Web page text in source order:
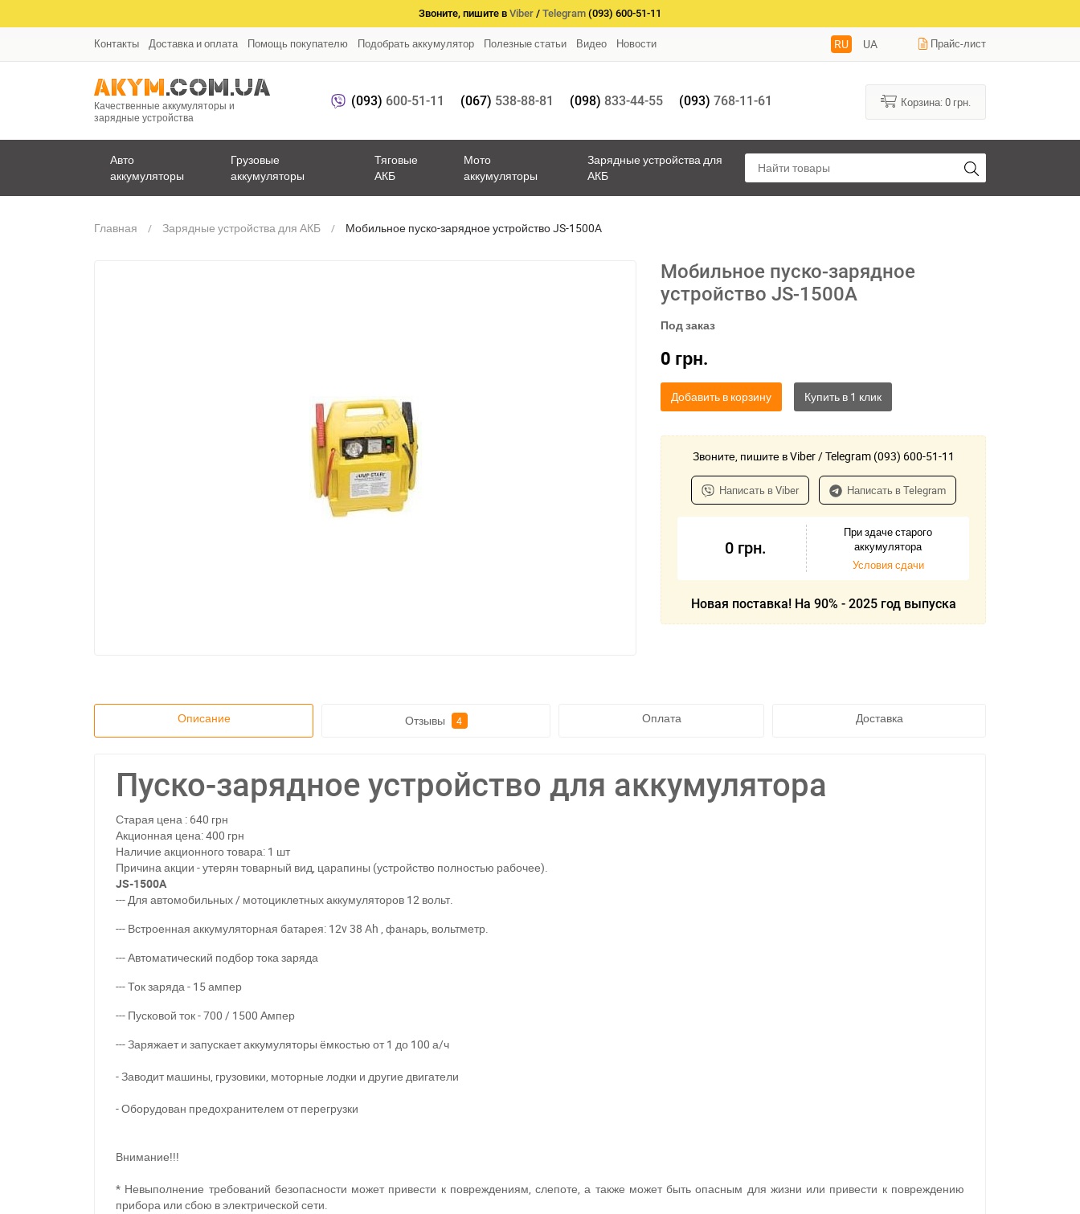
Звоните, пишите в Viber / Telegram (093) 600-51-11
Контакты Доставка и оплата Помощь покупателю Подобрать аккумулятор Полезные статьи Видео Новости RU UA Прайс-лист
Качественные аккумуляторы и
зарядные устройства
(093) 600-51-11 (067) 538-88-81 (098) 833-44-55 (093) 768-11-61 Корзина:0 грн.
Авто
аккумуляторы
Грузовые
аккумуляторы
Тяговые
АКБ
Мото
аккумуляторы
Зарядные устройства для
АКБ
Главная Зарядные устройства для АКБ Мобильное пуско-зарядное устройство JS-1500A
Мобильное пуско-зарядное
устройство JS-1500A
Под заказ
0 грн.
Добавить в корзину
Звоните, пишите в Viber / Telegram (093) 600-51-11
Написать в Viber Написать в Telegram
0 грн.
При здаче старого
аккумулятора
Условия сдачи
Новая поставка! На 90% - 2025 год выпуска
Описание Отзывы 4 Оплата Доставка
Пуско-зарядное устройство для аккумулятора
Старая цена : 640 грн
Акционная цена: 400 грн
Наличие акционного товара: 1 шт
Причина акции - утерян товарный вид, царапины (устройство полностью рабочее).
JS-1500A
--- Для автомобильных / мотоциклетных аккумуляторов 12 вольт.
--- Встроенная аккумуляторная батарея: 12v 38 Ah , фанарь, вольтметр.
--- Автоматический подбор тока заряда
--- Ток заряда - 15 ампер
--- Пусковой ток - 700 / 1500 Ампер
--- Заряжает и запускает аккумуляторы ёмкостью от 1 до 100 а/ч
- Заводит машины, грузовики, моторные лодки и другие двигатели
- Оборудован предохранителем от перегрузки
Внимание!!!
* Невыполнение требований безопасности может привести к повреждениям, слепоте, а также может быть опасным для жизни или привести к повреждению
прибора или сбою в электрической сети.